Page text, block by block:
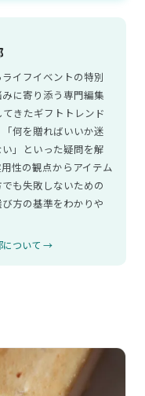
イフイベントの特別
に寄り添う専門編集
きたギフトトレンド
何を贈ればいいか迷
」といった疑問を解
性の観点からアイテム
も失敗しないための
方の基準をわかりや
について →